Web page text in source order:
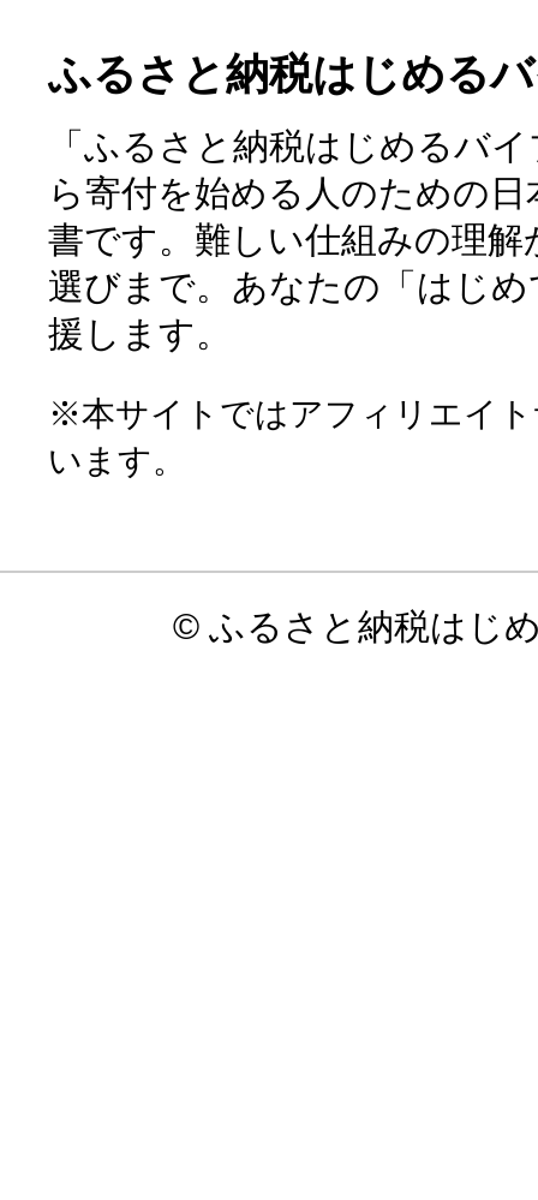
ふるさと納税はじめる
「ふるさと納税はじめるバ
ら寄付を始める人のための
書です。難しい仕組みの理
選びまで。あなたの「はじ
援します。
※本サイトではアフィリエイ
います。
© ふるさと納税はじ